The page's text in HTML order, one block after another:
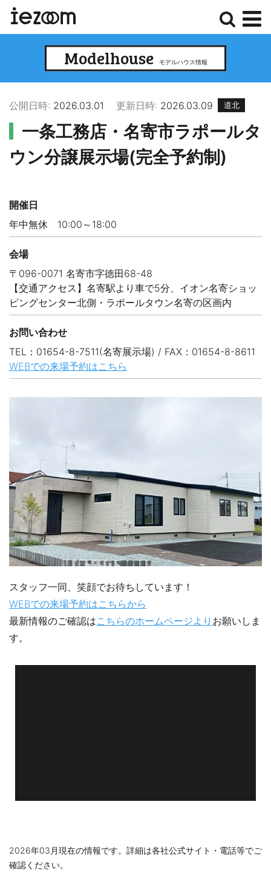
ュ
Modelhouse モデルハウス情報
公開日時: 2026.03.01 更新日時: 2026.03.09 道北
一条工務店・名寄市ラポールタ
ウン分譲展示場(完全予約制)
開催日
年中無休 10:00～18:00
会場
〒096-0071 名寄市字徳田68-48
【交通アクセス】名寄駅より車で5分、イオン名寄ショッ
ピングセンター北側・ラポールタウン名寄の区画内
お問い合わせ
TEL：01654-8-7511(名寄展示場) / FAX：01654-8-8611
WEBでの来場予約はこちら
スタッフ一同、笑顔でお待ちしています！
WEBでの来場予約はこちらから
最新情報のご確認はこちらのホームページより お願いしま
す。
2026年03月現在の情報です。詳細は各社公式サイト・電話等でご
確認ください。